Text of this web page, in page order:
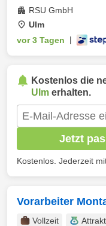
RSU GmbH
Ulm
vor 3 Tagen
Kostenlos die
Ulm erhalten.
Jetzt
Kostenlos. Jederzeit
Vorarbeiter
Vollzeit